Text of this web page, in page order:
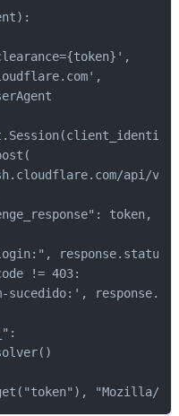
api/v4/
token,
!= 403:
sucedido:',
"Mozilla/